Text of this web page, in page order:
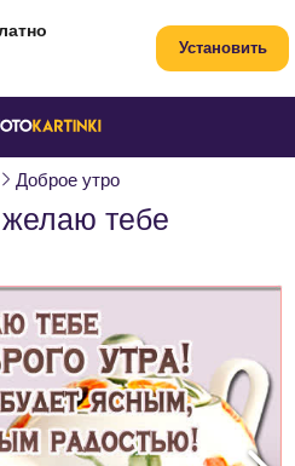
Доброе утро
тебе
Установить